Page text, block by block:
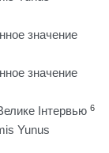
значение
значение
Інтервью 6
Yunus